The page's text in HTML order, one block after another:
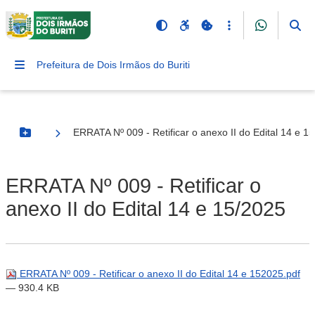
Prefeitura de Dois Irmãos do Buriti
Botão Menu
ERRATA Nº 009 - Retificar o anexo II do Edital 14 e
ERRATA Nº 009 - Retificar o
anexo II do Edital 14 e 15/2025
ERRATA Nº 009 - Retificar o anexo II do Edital 14 e 152025.pdf
— 930.4 KB